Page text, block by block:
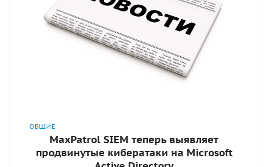
ОБЩИЕ
MaxPatrol SIEM теперь выявляет
продвинутые кибератаки на Microsoft